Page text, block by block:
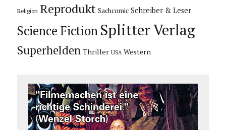
Religion Reprodukt Sachcomic Schreiber & Leser
Science Fiction Splitter Verlag
Superhelden Thriller USA Western